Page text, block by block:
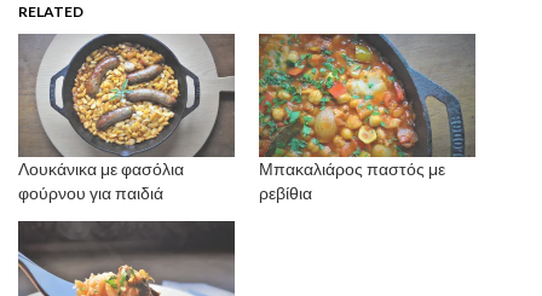
RELATED
Λουκάνικα με φασόλια
φούρνου για παιδιά
Μπακαλιάρος παστός με
ρεβίθια